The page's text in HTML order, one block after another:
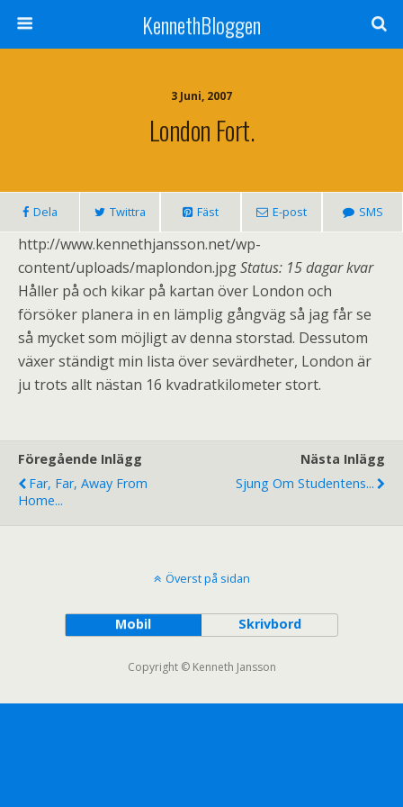
KennethBloggen
3 Juni, 2007
London Fort.
Dela Twittra Fäst E-post SMS
http://www.kennethjansson.net/wp-
content/uploads/maplondon.jpgStatus: 15 dagar kvar
Håller på och kikar på kartan över London och
försöker planera in en lämplig gångväg så jag får se
så mycket som möjligt av denna storstad. Dessutom
växer ständigt min lista över sevärdheter, London är
ju trots allt nästan 16 kvadratkilometer stort.
Föregående Inlägg
Far, Far, Away From
Home...
Nästa Inlägg
Sjung Om Studentens...
Överst på sidan
Mobil Skrivbord
Copyright © Kenneth Jansson